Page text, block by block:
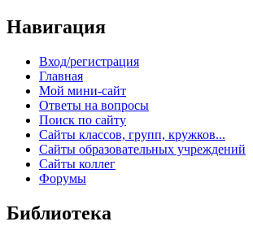
Навигация
Вход/регистрация
Главная
Мой мини-сайт
Ответы на вопросы
Поиск по сайту
Сайты классов, групп, кружков...
Сайты образовательных учреждений
Сайты коллег
Форумы
Библиотека